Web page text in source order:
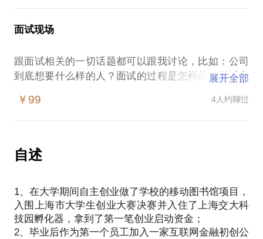
面试现场
跟面试相关的一切话题都可以跟我讨论，比如：公司
到底想要什么样的人？面试的过程是怎样的？面试官
展开全部
￥99 4人约聊过
自述
1、在大学期间自主创业做了学校的移动图书馆项目，
入围上海市大学生创业大赛决赛并入住了上海交大科
技园孵化器，拿到了第一笔创业启动资金；
2、毕业后作为第一个员工加入一家互联网金融初创公